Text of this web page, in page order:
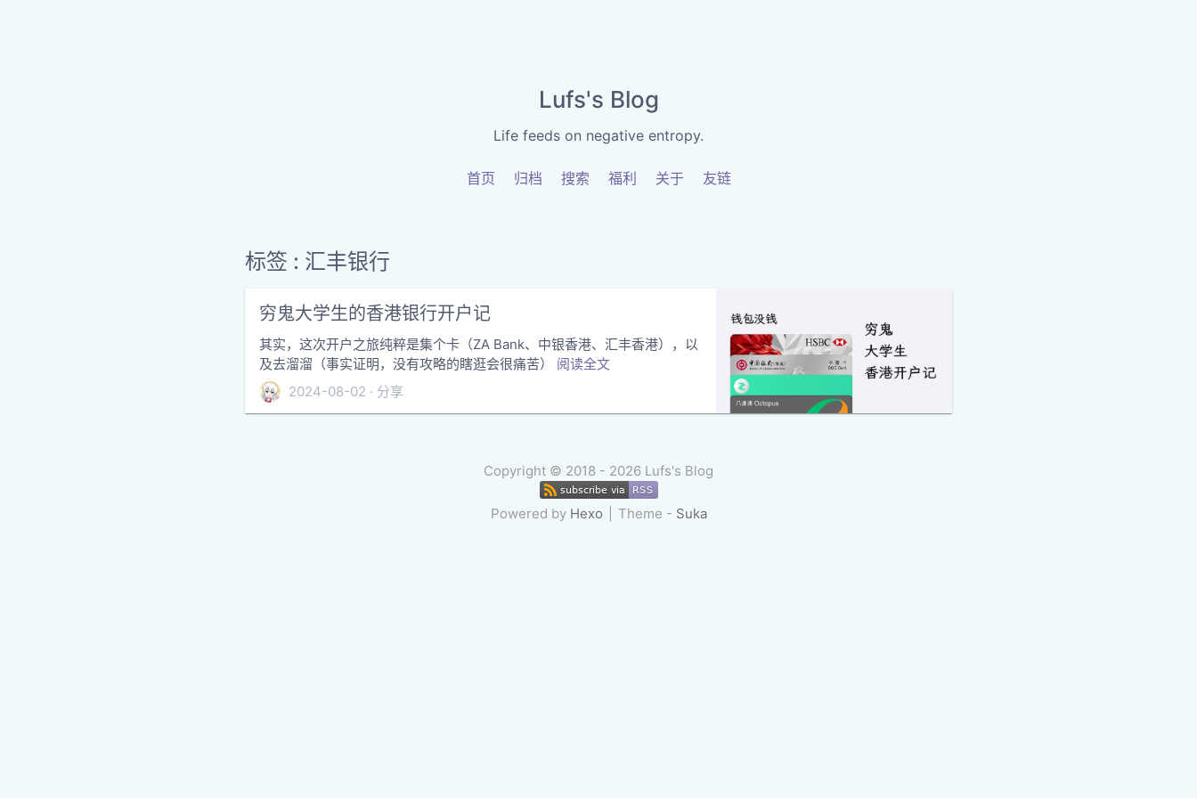
Lufs's Blog
Life feeds on negative entropy.
首页 归档 搜索 福利 关于 友链
标签 : 汇丰银行
穷鬼大学生的香港银行开户记
其实，这次开户之旅纯粹是集个卡（ZA Bank、中银香港、汇丰香港），以
及去溜溜（事实证明，没有攻略的瞎逛会很痛苦） 阅读全文
2024-08-02
分享
Copyright © 2018 - 2026 Lufs's Blog
Powered by Hexo Theme - Suka